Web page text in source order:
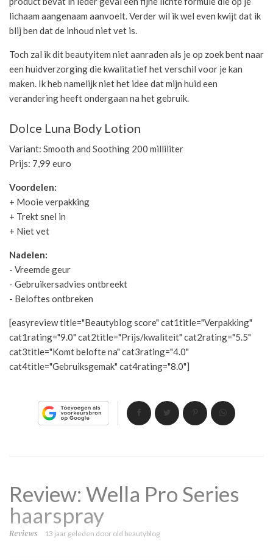
lichaam aangenaam aanvoelt. Verder wil ik wel even kwijt dat ik
blij ben dat de inhoud niet vet is.
Toch zal ik dit beautyitem niet aanraden als je op zoek bent naar
een huidverzorging die kwalitatief het verschil voor je kan
maken. Ik heb namelijk niet het idee dat mijn huid een
verandering heeft ondergaan na het gebruik.
Dolce Luna Body Lotion
Variant: Smooth and Soothing 200 milliliter
Prijs: 7,99 euro
Voordelen:
+ Mooie verpakking
+ Trekt snel in
+ Niet vet
Nadelen:
- Vreemde geur
- Gebruikersadvies ontbreekt
- Beloftes ontbreken
[easyreview title="Beautyblog score" cat1title="Verpakking"
cat1rating="9.0" cat2title="Prijs/kwaliteit" cat2rating="5.5"
cat3title="Komt belofte na" cat3rating="4.0"
cat4title="Gebruiksgemak" cat4rating="8.0"]
Review: Wella Pro Series
haarspray
Reviews 13 jaar geleden door old beautyblog